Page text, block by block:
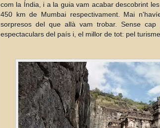
com la Índia, i a la guia vam acabar descobrint
450 km de Mumbai respectivament. Mai
sorpresos del que allà vam trobar. Sense
espectaculars del país i, el millor de tot: pel